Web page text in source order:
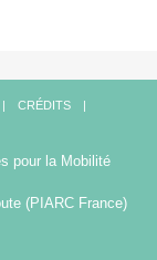
CRÉDITS
pour la Mobilité
(PIARC France)